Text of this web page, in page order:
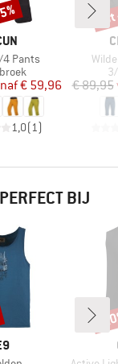
Pants
Prijs
Verlaagde prijs
€ 59,96
1,0( 1)
€ 89,95
BIJ
-